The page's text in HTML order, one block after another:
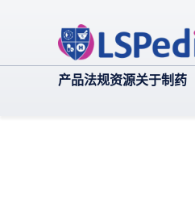
产品法规资源关于制药